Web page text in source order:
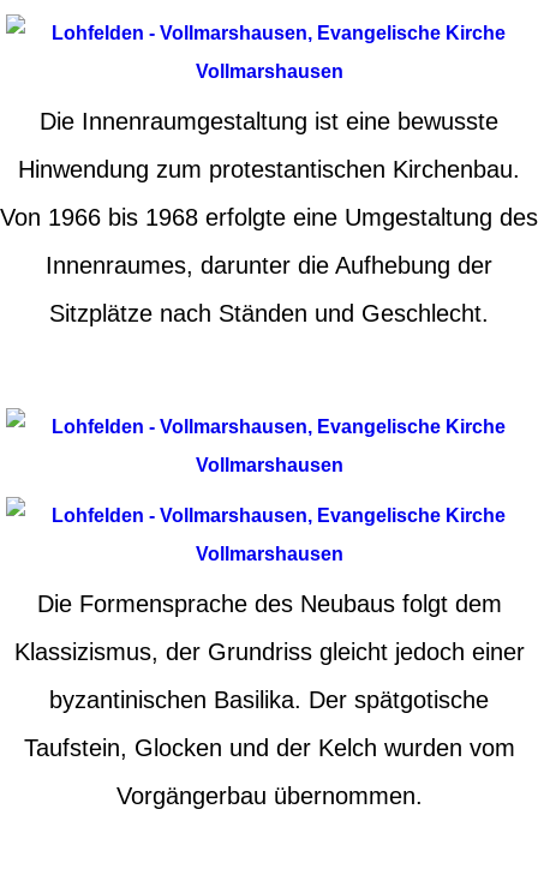
Die Innenraumgestaltung ist eine bewusste
Hinwendung zum protestantischen Kirchenbau.
Von 1966 bis 1968 erfolgte eine Umgestaltung des
Innenraumes, darunter die Aufhebung der
Sitzplätze nach Ständen und Geschlecht.
Die Formensprache des Neubaus folgt dem
Klassizismus, der Grundriss gleicht jedoch einer
byzantinischen Basilika. Der spätgotische
Taufstein, Glocken und der Kelch wurden vom
Vorgängerbau übernommen.